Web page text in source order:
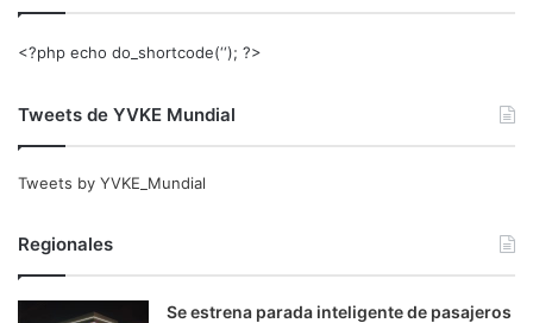
<?php echo do_shortcode(‘‘); ?>
Tweets de YVKE Mundial
Tweets by YVKE_Mundial
Regionales
Se estrena parada inteligente de pasajeros